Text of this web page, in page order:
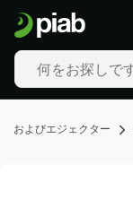
およびエジェクター
製
品
&
ソ
リ
ー